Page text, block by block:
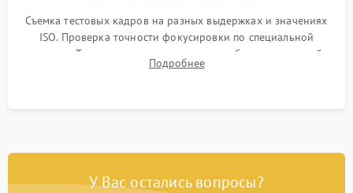
Съемка тестовых кадров на разных выдержках и значениях
ISO. Проверка точности фокусировки по специальной
мишени. Тест записи на карту памяти, работы встроенной
вспышки, микрофона и всех кнопок управления.
Подробнее
У Вас остались вопросы?